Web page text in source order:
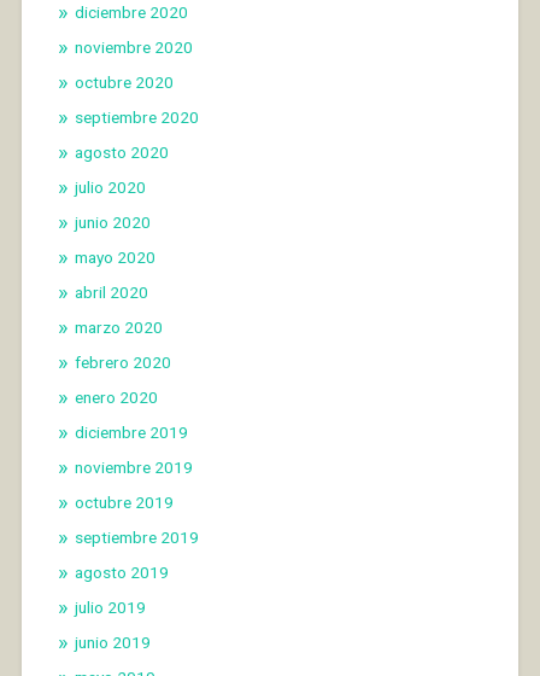
diciembre 2020
noviembre 2020
octubre 2020
septiembre 2020
agosto 2020
julio 2020
junio 2020
mayo 2020
abril 2020
marzo 2020
febrero 2020
enero 2020
diciembre 2019
noviembre 2019
octubre 2019
septiembre 2019
agosto 2019
julio 2019
junio 2019